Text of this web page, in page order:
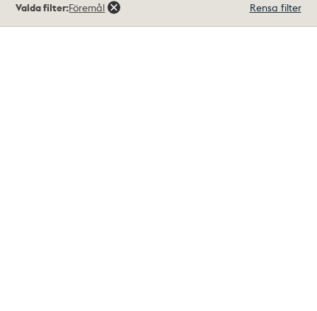
träffar
Valda filter:Föremål Rensa filter